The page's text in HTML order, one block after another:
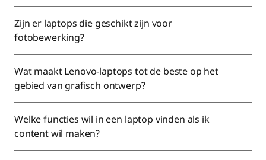
Zijn er laptops die geschikt zijn voor
fotobewerking?
Wat maakt Lenovo-laptops tot de beste op het
gebied van grafisch ontwerp?
Welke functies wil in een laptop vinden als ik
content wil maken?